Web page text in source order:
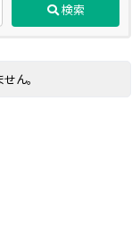
検索
ん。